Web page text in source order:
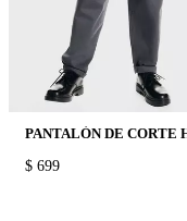
PRICE:
$ 699